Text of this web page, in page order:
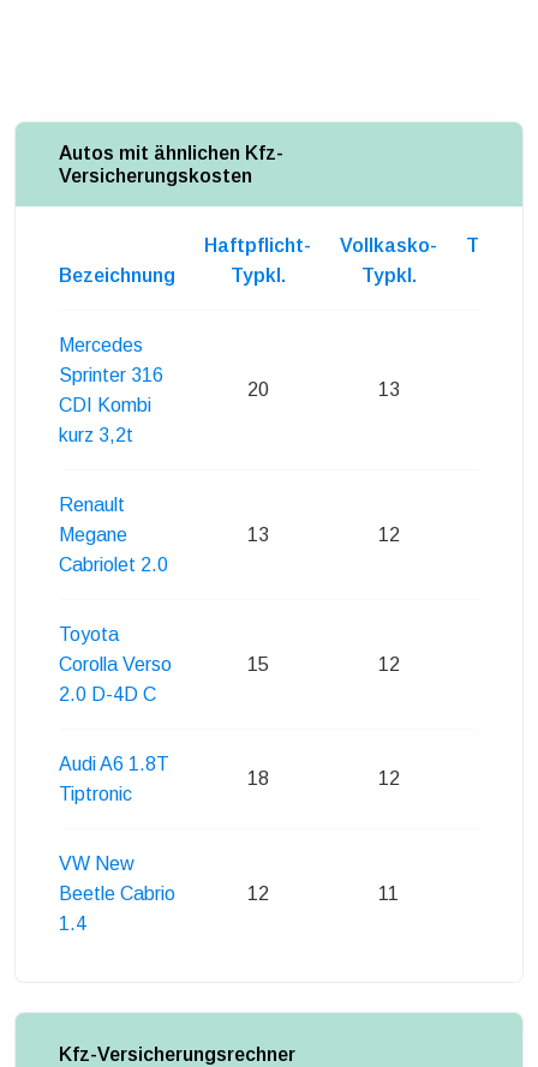
Autos mit ähnlichen Kfz-
Versicherungskosten
Bezeichnung
Haftpflicht-
Typkl.
Vollkasko-
Typkl.
Mercedes
Sprinter 316
CDI Kombi
kurz 3,2t
20 13
Renault
Megane
Cabriolet 2.0
13 12
Toyota
Corolla Verso
2.0 D-4D C
15 12
Audi A6 1.8T
Tiptronic
18 12
VW New
Beetle Cabrio
1.4
12 11
Kfz-Versicherungsrechner